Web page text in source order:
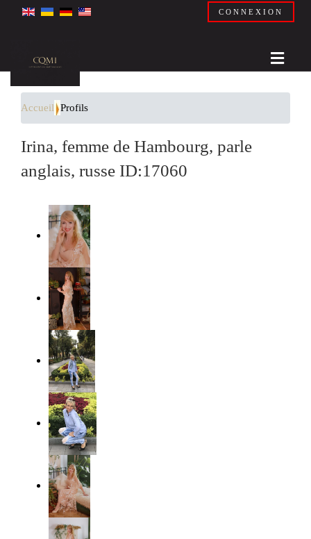
CONNEXION
Accueil Profils
Irina, femme de Hambourg, parle
anglais, russe ID:17060